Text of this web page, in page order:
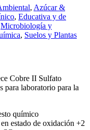
, Azúcar &
, Educativa y de
Microbiología y
, Suelos y Plantas
Cobre II Sulfato
para laboratorio para la
químico
estado de oxidación +2